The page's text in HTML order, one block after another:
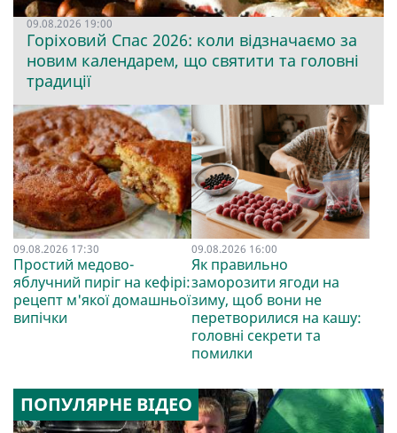
09.08.2026 19:00
Горіховий Спас 2026: коли відзначаємо за
новим календарем, що святити та головні
традиції
09.08.2026 17:30
Простий медово-
яблучний пиріг на кефірі:
рецепт м'якої домашньої
випічки
09.08.2026 16:00
Як правильно
заморозити ягоди на
зиму, щоб вони не
перетворилися на кашу:
головні секрети та
помилки
ПОПУЛЯРНЕ ВІДЕО